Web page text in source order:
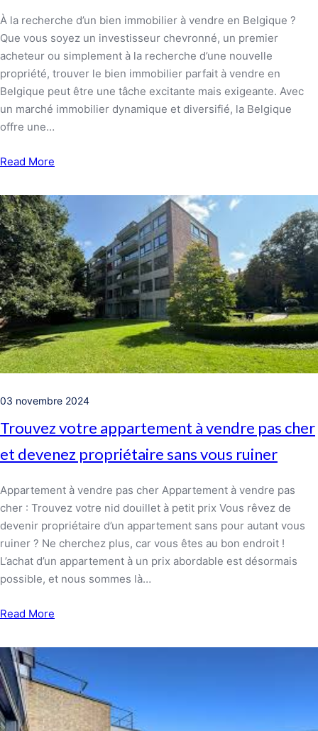
À la recherche d’un bien immobilier à vendre en Belgique ?
Que vous soyez un investisseur chevronné, un premier
acheteur ou simplement à la recherche d’une nouvelle
propriété, trouver le bien immobilier parfait à vendre en
Belgique peut être une tâche excitante mais exigeante. Avec
un marché immobilier dynamique et diversifié, la Belgique
offre une…
Read More
03 novembre 2024
Trouvez votre appartement à vendre pas cher
et devenez propriétaire sans vous ruiner
Appartement à vendre pas cher Appartement à vendre pas
cher : Trouvez votre nid douillet à petit prix Vous rêvez de
devenir propriétaire d’un appartement sans pour autant vous
ruiner ? Ne cherchez plus, car vous êtes au bon endroit !
L’achat d’un appartement à un prix abordable est désormais
possible, et nous sommes là…
Read More